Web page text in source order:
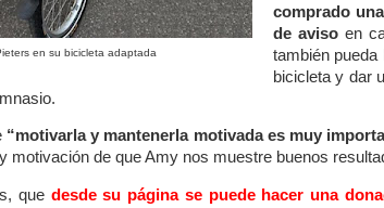
en su bicicleta adaptada
comprado
de avisoen
también
bicicleta y dar
“motivarla y mantenerla motivada es muy
motivación de que Amy nos muestre buenos
que desde su página se puede hacer una